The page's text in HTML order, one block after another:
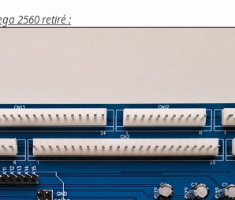
2560 retiré :